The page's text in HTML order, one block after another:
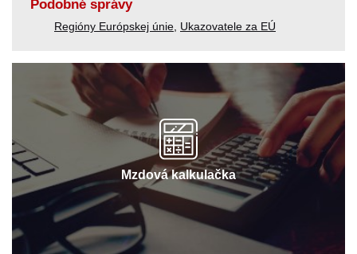
Podobné správy
Regióny Európskej únie Ukazovatele za EÚ
Mzdová kalkulačka